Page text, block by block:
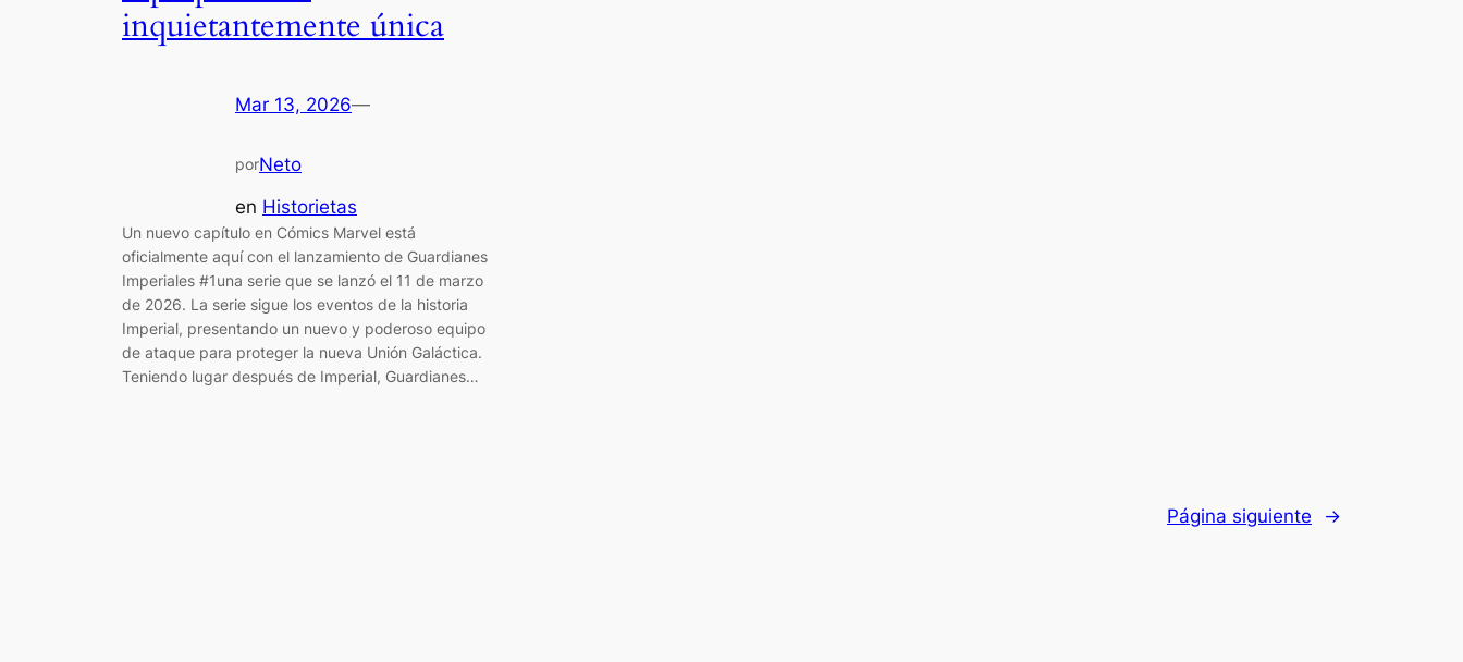
inquietantemente única
Mar 13, 2026—
porNeto
en Historietas
Un nuevo capítulo en Cómics Marvel está
oficialmente aquí con el lanzamiento de Guardianes
Imperiales #1una serie que se lanzó el 11 de marzo
de 2026. La serie sigue los eventos de la historia
Imperial, presentando un nuevo y poderoso equipo
de ataque para proteger la nueva Unión Galáctica.
Teniendo lugar después de Imperial, Guardianes…
Página siguiente →